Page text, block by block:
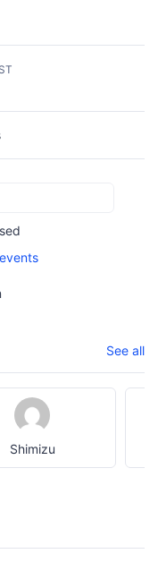
See all
Shimizu